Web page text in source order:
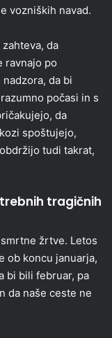
vozniških navad.
da
ravnajo po
da bi
počasi in s
da
spoštujejo,
tudi takrat,
tragičnih
žrtve. Letos
ob koncu januarja,
bi bili februar, pa
da naše ceste ne